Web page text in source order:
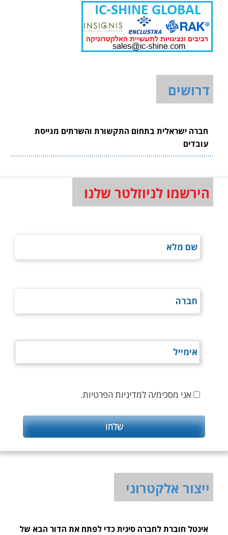
דרושים
חברה ישראלית בתחום התקשורת והשרתים מגייסת
עובדים
הירשמו לניוזלטר שלנו
אני מסכימ/ה למדיניות הפרטיות.
ייצור אלקטרוני
אינטל חוברת לחברה סינית כדי לפתח את הדור הבא של